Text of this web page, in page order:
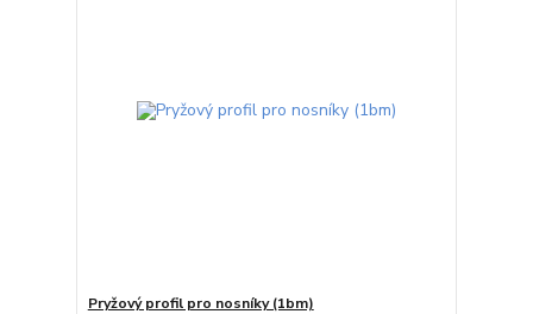
Pryžový profil pro nosníky (1bm)